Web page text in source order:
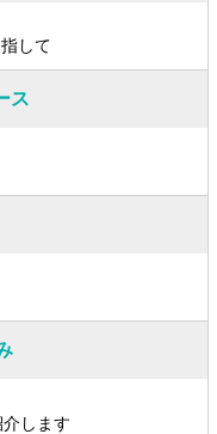
して
ス
します